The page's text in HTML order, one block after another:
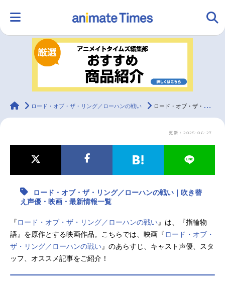
ランキング アニメ
ラジオ グッズ
最新記事一覧
アニメ記事一覧 声優記事一覧
アニメ映画一覧 実写化映画一覧
今期アニメ曜日別一覧
animateTimes
ロード・オブ・ザ・リング／ローハンの戦い ロード・オブ・ザ・リング／ローハンの戦い｜吹き替え声優・映画・最新情報一覧
更新：2025-06-27
ロード・オブ・ザ・リング／ローハンの戦い｜吹き替
え声優・映画・最新情報一覧
『ロード・オブ・ザ・リング／ローハンの戦い』は、『指輪物
語』を原作とする映画作品。こちらでは、映画『ロード・オブ・
ザ・リング／ローハンの戦い』のあらすじ、キャスト声優、スタ
ッフ、オススメ記事をご紹介！